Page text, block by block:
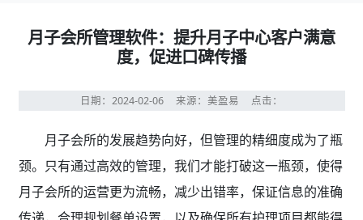
月子会所管理软件：提升月子中心客户满意
度，促进口碑传播
日期：2024-02-06 来源：美盈易 点击：
月子会所的发展趋势向好，但管理的精细度成为了瓶
颈。只有通过高效的管理，我们才能打破这一瓶颈，使得
月子会所的运营更为流畅，减少出错率，保证信息的准确